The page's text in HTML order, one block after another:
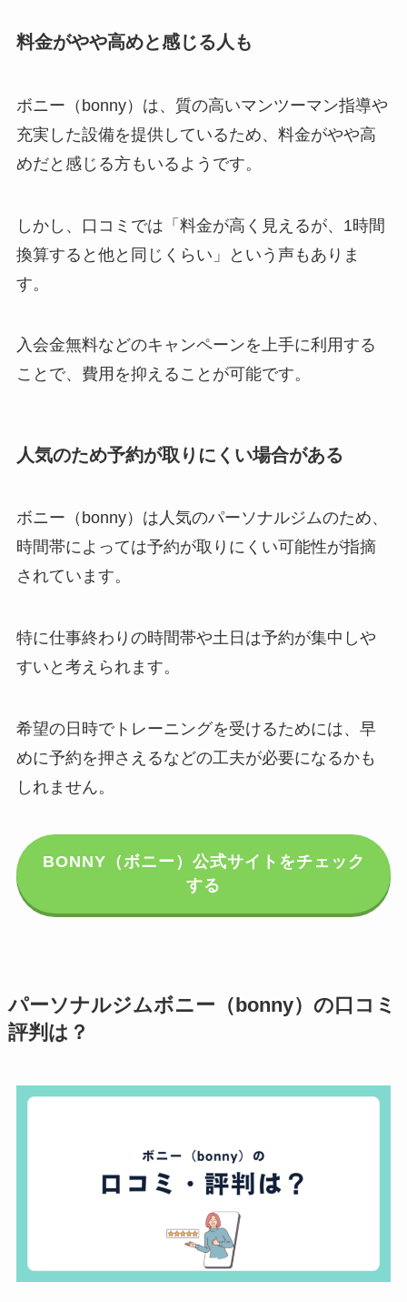
料金がやや高めと感じる人も
ボニー（bonny）は、質の高いマンツーマン指導や
充実した設備を提供しているため、料金がやや高
めだと感じる方もいるようです。
しかし、口コミでは「料金が高く見えるが、1時間
換算すると他と同じくらい」という声もありま
す。
入会金無料などのキャンペーンを上手に利用する
ことで、費用を抑えることが可能です。
人気のため予約が取りにくい場合がある
ボニー（bonny）は人気のパーソナルジムのため、
時間帯によっては予約が取りにくい可能性が指摘
されています。
特に仕事終わりの時間帯や土日は予約が集中しや
すいと考えられます。
希望の日時でトレーニングを受けるためには、早
めに予約を押さえるなどの工夫が必要になるかも
しれません。
BONNY（ボニー）公式サイトをチェック
する
パーソナルジムボニー（bonny）の口コミ
評判は？